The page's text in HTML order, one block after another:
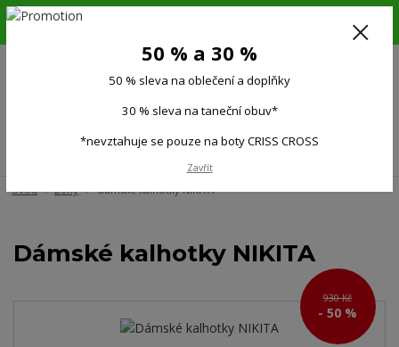
6.-16.8.26. DOVOLENÁ !!! 50 % SLEVA na všechno oblečení a doplňky !!!
(Po-Pá 9:00-15.00)
Úvod Ženy Dámské kalhotky NIKITA
Dámské kalhotky NIKITA
930 Kč
- 50 %
50 % a 30 %
50 % sleva na oblečení a doplňky
30 % sleva na taneční obuv*
*nevztahuje se pouze na boty CRISS CROSS
Zavřít